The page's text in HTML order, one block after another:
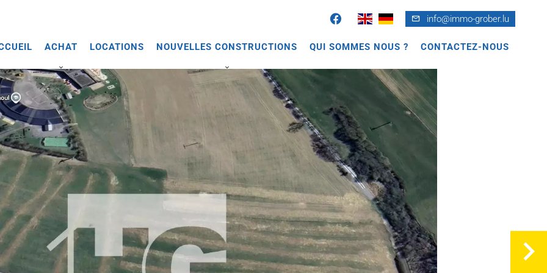
info@immo-grober.lu
ACHAT LOCATIONS NOUVELLES CONSTRUCTIONS QUI SOMMES NOUS ? CONTACTEZ-NOUS